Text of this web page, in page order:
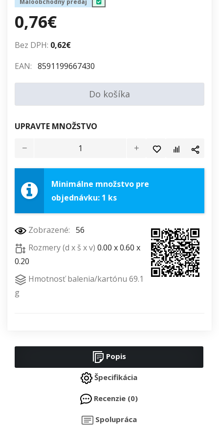
Maloobchodný predaj
0,76€
Bez DPH: 0,62€
EAN: 8591199667430
Do košíka
UPRAVTE MNOŽSTVO
Minimálne množstvo pre
objednávku: 1 ks
Zobrazené: 56
Rozmery (d x š x v) 0.00 x 0.60 x
0.20
Hmotnosť balenia/kartónu 69.1
g
Popis
Špecifikácia
Recenzie (0)
Spolupráca